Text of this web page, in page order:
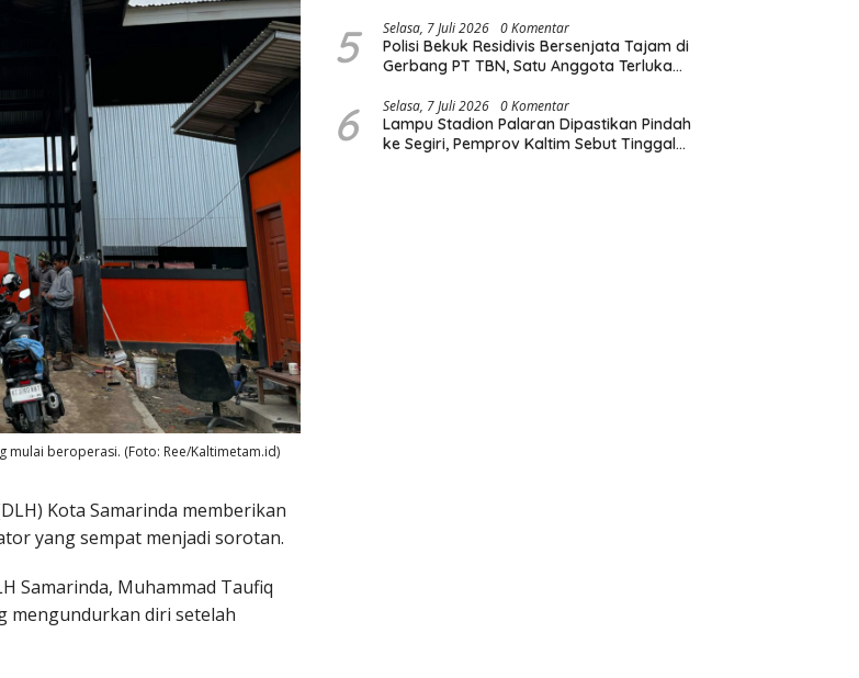
mulai beroperasi. (Foto: Ree/Kaltimetam.id)
Kota Samarinda memberikan
yang sempat menjadi sorotan.
Samarinda, Muhammad Taufiq
mengundurkan diri setelah
5 Selasa, 7 Juli 2026 0 Komentar
Polisi Bekuk Residivis Bersenjata Tajam di
Gerbang PT TBN, Satu Anggota Terluka
6 Selasa, 7 Juli 2026 0 Komentar
Lampu Stadion Palaran Dipastikan Pindah
ke Segiri, Pemprov Kaltim Sebut Tinggal